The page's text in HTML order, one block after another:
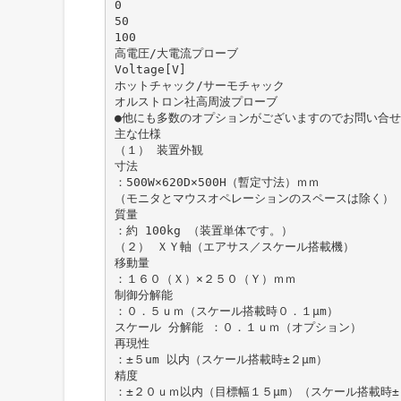
0
50
100
高電圧/⼤電流プローブ
Voltage[V]
ホットチャック/サーモチャック
オルストロン社高周波プローブ
●他にも多数のオプションがございますのでお問い合
主な仕様
（１） 装置外観
寸法
：500W×620D×500H（暫定寸法）ｍｍ
（モニタとマウスオペレーションのスペースは除く）
質量
：約 100kg （装置単体です。）
（２） ＸＹ軸（エアサス／スケール搭載機）
移動量
：１６０（Ｘ）×２５０（Ｙ）ｍｍ
制御分解能
：０．５ｕｍ（スケール搭載時０．１μm）
スケール 分解能 ：０．１ｕｍ（オプション）
再現性
：±５um 以内（スケール搭載時±２μm）
精度
：±２０ｕｍ以内（目標幅１５μm）（スケール搭載時±